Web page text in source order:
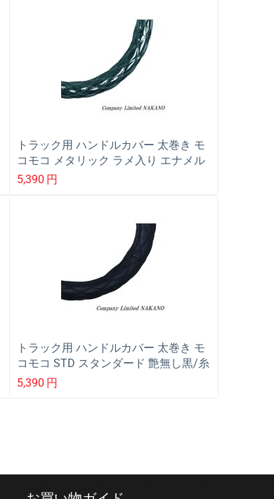
トラック用 ハンドルカバー 太巻き モ
コモコ メタリック ラメ入り エナメル
グリーン/Wステッチ 2LS 45〜46cm
5,390 円
トラック用 ハンドルカバー 太巻き モ
コモコ STD スタンダード 艶無し黒/糸
黒 2LS 45〜46cm 587152
5,390 円